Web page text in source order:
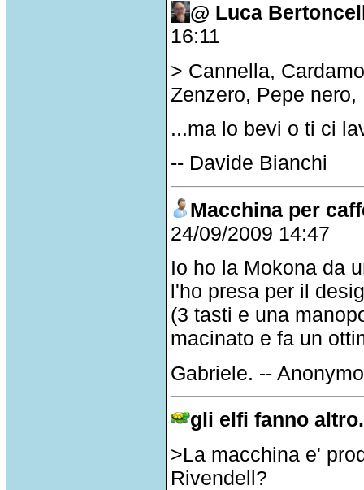
@ Luca
16:11
> Cannella,
Zenzero, Pepe nero,
...ma lo bevi o ti ci
-- Davide Bianchi
Macchina per
24/09/2009 14:47
Io ho la Mokona da
l'ho presa per il
(3 tasti e una
macinato e fa un
Gabriele. --
gli elfi fanno
>La macchina e'
Rivendell?